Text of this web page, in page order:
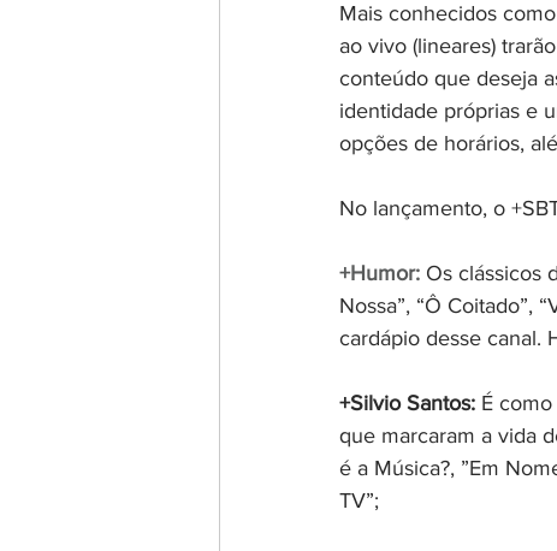
Mais conhecidos
ao vivo (lineares)
conteúdo que deseja
identidade próprias e
opções de horários,
No lançamento, o
+Humor: Os clássicos
Nossa”, “Ô Coitado”,
cardápio desse canal.
+Silvio Santos: É
que marcaram a vida
é a Música?, ”Em
TV”;